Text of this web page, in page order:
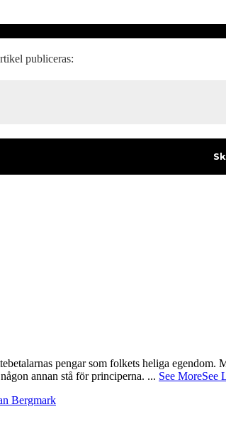
publiceras:
pengar som folkets heliga
annan stå för principerna. ... See MoreSee
Bergmark